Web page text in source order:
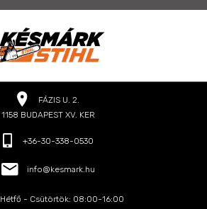
FÁZIS U. 2.
1158 BUDAPEST XV. KER
+36-30-338-0530
info@kesmark.hu
Hétfő - Csütörtök: 08:00-16:00